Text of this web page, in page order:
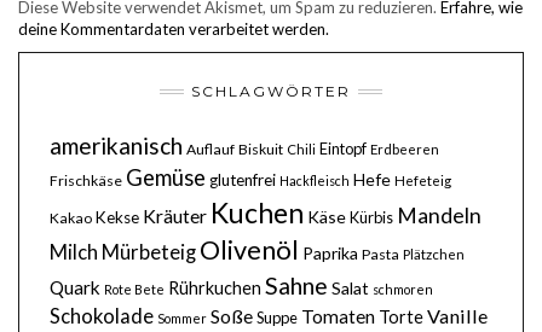
Diese Website verwendet Akismet, um Spam zu reduzieren. Erfahre, wie
deine Kommentardaten verarbeitet werden.
SCHLAGWÖRTER
amerikanisch Auflauf Biskuit Chili Eintopf Erdbeeren
Frischkäse Gemüse glutenfrei Hackfleisch Hefe Hefeteig
Kakao Kekse Kräuter Kuchen KäseKürbis Mandeln
Milch Mürbeteig Olivenöl Paprika Pasta Plätzchen
Quark Rote Bete Rührkuchen Sahne Salat schmoren
Schokolade Sommer SoßeSuppe Tomaten TorteVanille